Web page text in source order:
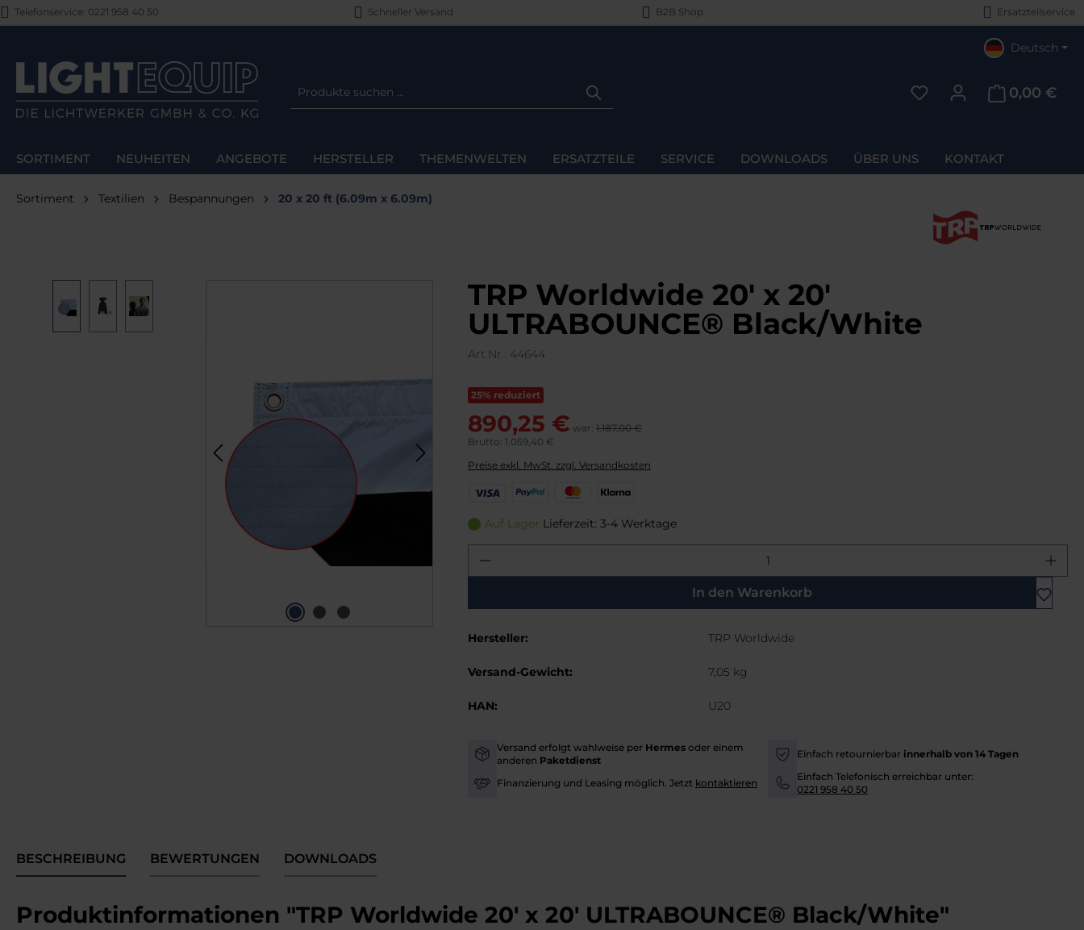
Hauptinhalt springen
Zur Suche springen
Zur Hauptnavigation springen
Telefonservice: 0221 958 40 50 Schneller Versand B2B Shop Ersatzteilservice
Deutsch
Du hast 0 Produkte auf
0,00 €
SORTIMENT NEUHEITEN ANGEBOTE HERSTELLER THEMENWELTEN ERSATZTEILE SERVICE DOWNLOADS ÜBER UNS KONTAKT
Sortiment Textilien Bespannungen 20 x 20 ft (6.09m x 6.09m)
TRP Worldwide 20' x 20'
ULTRABOUNCE® Black/White
Art.Nr.: 44644
25% reduziert
890,25 € war: 1.187,00 €
Brutto: 1.059,40 €
Preise exkl. MwSt. zzgl. Versandkosten
s
P
y
l
s
r
a
K
a
a
Auf Lager Lieferzeit: 3-4 Werktage
Produkt Anzahl: Gib den gewünschten Wert ein oder
In den Warenkorb
Hersteller: TRP Worldwide
Versand-Gewicht: 7,05 kg
HAN: U20
-
Versand erfolgt wahlweise per Hermes oder einem
anderen Paketdienst -
Einfach retournierbar innerhalb von 14 Tagen
-
Finanzierung und Leasing möglich. Jetzt kontaktieren
-
Einfach Telefonisch erreichbar unter:
0221 958 40 50
BESCHREIBUNG BEWERTUNGEN DOWNLOADS
Produktinformationen "TRP Worldwide 20' x 20' ULTRABOUNCE® Black/White"